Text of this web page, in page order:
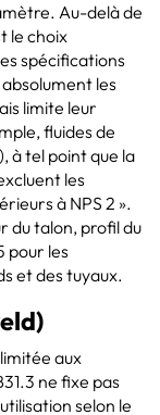
Au-delà de
le choix
spécifications
les
limite leur
fluides de
à tel point que la
les
à NPS 2 ».
du talon, profil du
pour les
et des tuyaux.
aux
ne fixe pas
selon le